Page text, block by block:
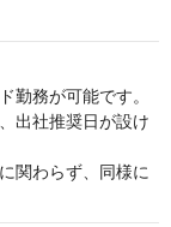
勤務が可能です。
出社推奨日が設け
関わらず、同様に